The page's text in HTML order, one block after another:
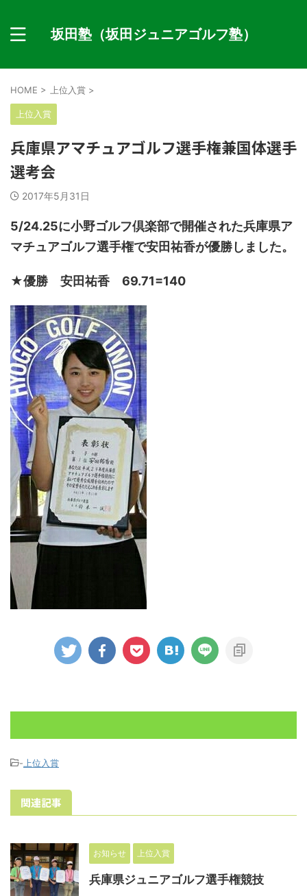
坂田塾（坂田ジュニアゴルフ塾）
HOME > 上位入賞 >
上位入賞
兵庫県アマチュアゴルフ選手権兼国体選手
選考会
2017年5月31日
5/24.25に小野ゴルフ倶楽部で開催された兵庫県ア
マチュアゴルフ選手権で安田祐香が優勝しました。
★優勝 安田祐香 69.71=140
- 上位入賞
関連記事
お知らせ 上位入賞
兵庫県ジュニアゴルフ選手権競技